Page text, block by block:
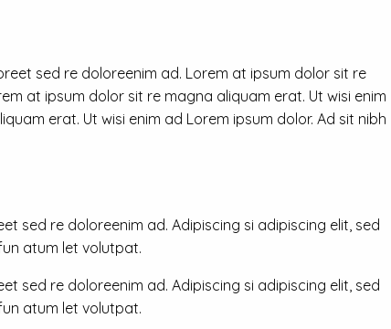
sed re doloreenim ad. Lorem at ipsum dolor sit re
at ipsum dolor sit re magna aliquam erat. Ut wisi enim
erat. Ut wisi enim ad Lorem ipsum dolor. Ad sit nibh
sed re doloreenim ad. Adipiscing si adipiscing elit, sed
atum let volutpat.
sed re doloreenim ad. Adipiscing si adipiscing elit, sed
atum let volutpat.